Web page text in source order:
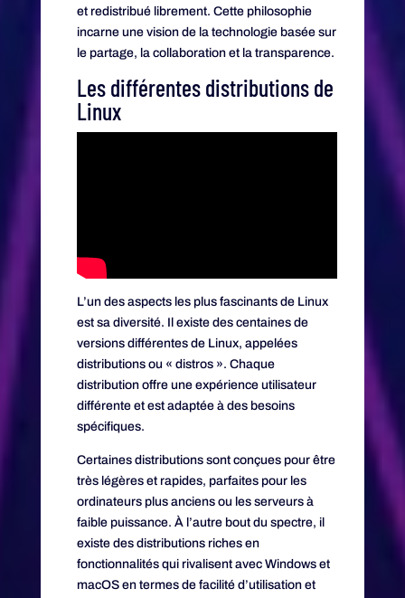
et redistribué librement. Cette philosophie
incarne une vision de la technologie basée sur
le partage, la collaboration et la transparence.
Les différentes distributions de
Linux
L’un des aspects les plus fascinants de Linux
est sa diversité. Il existe des centaines de
versions différentes de Linux, appelées
distributions ou « distros ». Chaque
distribution offre une expérience utilisateur
différente et est adaptée à des besoins
spécifiques.
Certaines distributions sont conçues pour être
très légères et rapides, parfaites pour les
ordinateurs plus anciens ou les serveurs à
faible puissance. À l’autre bout du spectre, il
existe des distributions riches en
fonctionnalités qui rivalisent avec Windows et
macOS en termes de facilité d’utilisation et